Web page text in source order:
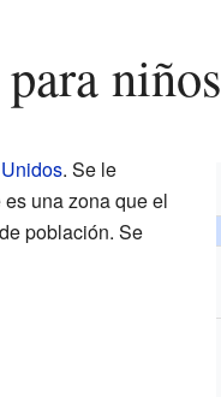
niños
. Se le
una zona que el
población. Se